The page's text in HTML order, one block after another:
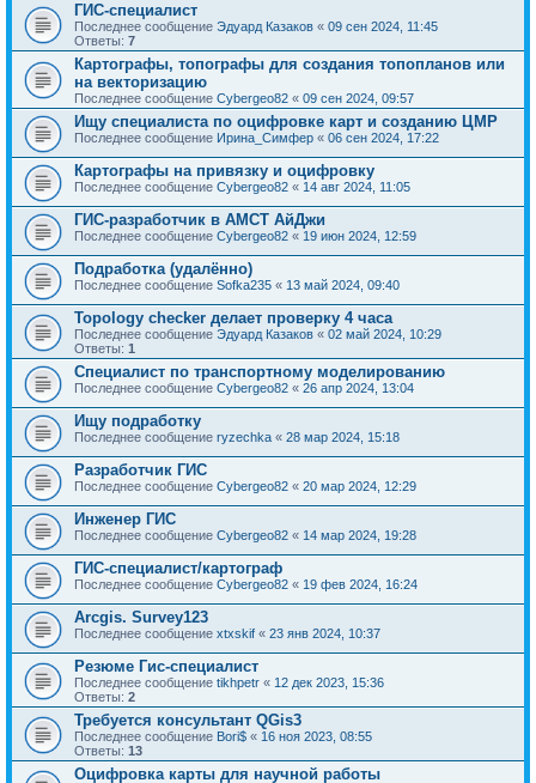
ГИС-специалист
Последнее сообщение Эдуард Казаков « 09 сен 2024, 11:45
Ответы: 7
Картографы, топографы для создания топопланов или
на векторизацию
Последнее сообщение Cybergeo82 « 09 сен 2024, 09:57
Ищу специалиста по оцифровке карт и созданию ЦМР
Последнее сообщение Ирина_Симфер « 06 сен 2024, 17:22
Картографы на привязку и оцифровку
Последнее сообщение Cybergeo82 « 14 авг 2024, 11:05
ГИС-разработчик в АМСТ АйДжи
Последнее сообщение Cybergeo82 « 19 июн 2024, 12:59
Подработка (удалённо)
Последнее сообщение Sofka235 « 13 май 2024, 09:40
Topology checker делает проверку 4 часа
Последнее сообщение Эдуард Казаков « 02 май 2024, 10:29
Ответы: 1
Cпециалист по транспортному моделированию
Последнее сообщение Cybergeo82 « 26 апр 2024, 13:04
Ищу подработку
Последнее сообщение ryzechka « 28 мар 2024, 15:18
Разработчик ГИС
Последнее сообщение Cybergeo82 « 20 мар 2024, 12:29
Инженер ГИС
Последнее сообщение Cybergeo82 « 14 мар 2024, 19:28
ГИС-специалист/картограф
Последнее сообщение Cybergeo82 « 19 фев 2024, 16:24
Arcgis. Survey123
Последнее сообщение xtxskif « 23 янв 2024, 10:37
Резюме Гис-специалист
Последнее сообщение tikhpetr « 12 дек 2023, 15:36
Ответы: 2
Требуется консультант QGis3
Последнее сообщение Bori$ « 16 ноя 2023, 08:55
Ответы: 13
Оцифровка карты для научной работы